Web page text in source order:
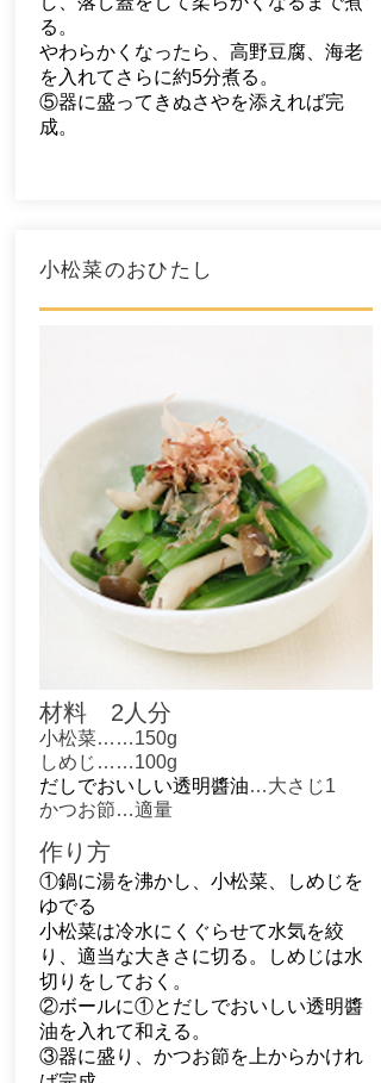
る。
やわらかくなったら、高野豆腐、海老
を入れてさらに約5分煮る。
⑤器に盛ってきぬさやを添えれば完
成。
小松菜のおひたし
材料 2人分
小松菜……150g
しめじ ……100g
だしでおいしい透明醬油…大さじ1
​かつお節…適量
作り方
①鍋に湯を沸かし、小松菜、しめじを
ゆでる
小松菜は冷水にくぐらせて水気を絞
り、適当な大きさに切る。しめじは水
切りをしておく。
②ボールに①と だしでおいしい透明醬
油を入れて和える。
③器に盛り、かつお節を上からかけれ